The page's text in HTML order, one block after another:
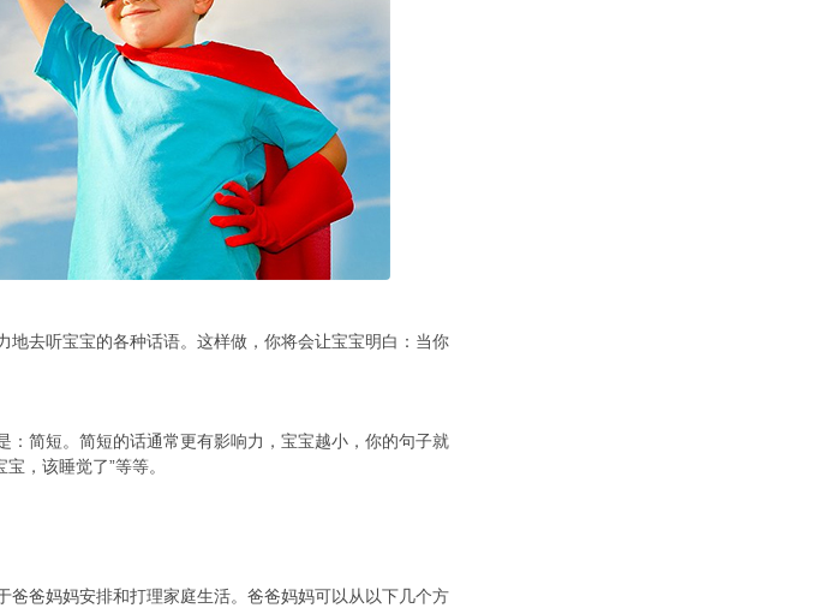
去听宝宝的各种话语。这样做，你将会让宝宝明白：当你
简短。简短的话通常更有影响力，宝宝越小，你的句子就
，该睡觉了”等等。
爸妈妈安排和打理家庭生活。爸爸妈妈可以从以下几个方